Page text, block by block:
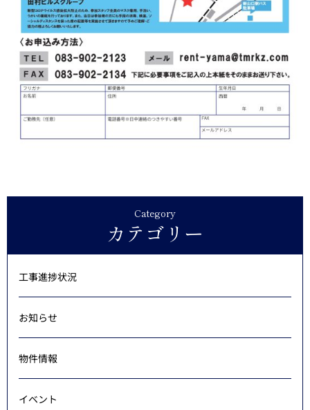
Category
カテゴリー
工事進捗状況
お知らせ
物件情報
イベント